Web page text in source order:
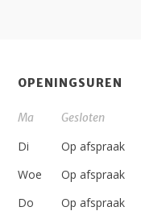
OPENINGSUREN
Ma
Di
Woe
Do
Gesloten
Op afspraak
Op afspraak
Op afspraak